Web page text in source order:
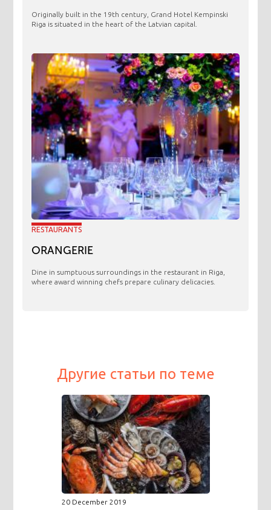
Originally built in the 19th century, Grand Hotel Kempinski
Riga is situated in the heart of the Latvian capital.
RESTAURANTS
ORANGERIE
​Dine in sumptuous surroundings in the restaurant in Riga,
where award winning chefs prepare culinary delicacies.
Другие статьи по теме
20 December 2019